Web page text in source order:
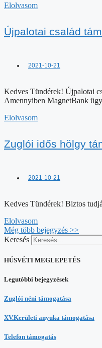
Elolvasom
Újpalotai család
2021-10-21
Kedves Tündérek! Újpalotai
Amennyiben MagnetBank
Elolvasom
Zuglói idős hölgy
2021-10-21
Kedves Tündérek! Biztos
Elolvasom
Még több bejegyzés >>
Keresés
HÚSVÉTI MEGLEPETÉS
Legutóbbi bejegyzések
Zuglói néni támogatása
XV.Kerületi anyuka támogatása
Telefon támogatás